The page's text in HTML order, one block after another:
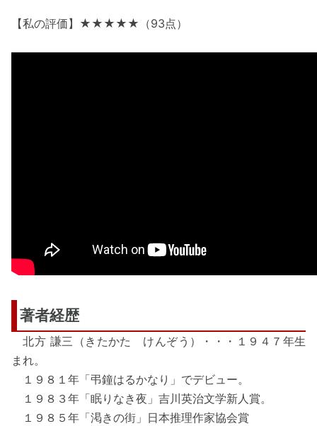
【私の評価】★★★★★（93点）
著者経歴
北方 謙三（きたかた けんぞう）・・・１９４７年生
まれ。
１９８１年「弔鐘はるかなり」でデビュー。
１９８３年「眠りなき夜」吉川英治文学新人賞。
１９８５年「渇きの街」日本推理作家協会賞